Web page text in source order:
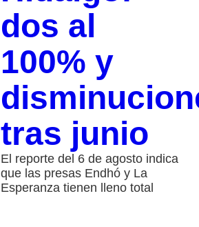
dos al
100% y
tras junio
El reporte del 6 de agosto indica
que las presas Endhó y La
Esperanza tienen lleno total